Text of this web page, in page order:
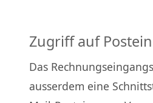
Zugriff auf
Das
ausserdem eine